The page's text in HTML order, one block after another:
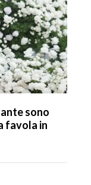
sono
favola in